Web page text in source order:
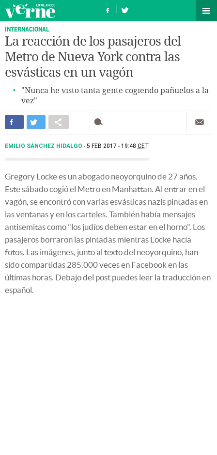
INTERNACIONAL
La reacción de los pasajeros del
Metro de Nueva York contra las
esvásticas en un vagón
"Nunca he visto tanta gente cogiendo pañuelos a la
vez"
EMILIO SÁNCHEZ HIDALGO 5 FEB 2017 - 19:48 CET
Gregory Locke es un abogado neoyorquino de 27 años.
Este sábado cogió el Metro en Manhattan. Al entrar en el
vagón, se encontró con varias esvásticas nazis pintadas en
las ventanas y en los carteles. También había mensajes
antisemitas como "los judíos deben estar en el horno". Los
pasajeros borraron las pintadas mientras Locke hacía
fotos. Las imágenes, junto al texto del neoyorquino, han
sido compartidas 285.000 veces en Facebook en las
últimas horas. Debajo del post puedes leer la traducción en
español.